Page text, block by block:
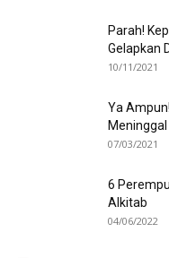
Parah!
Gelapkan
10/11/2021
Ya
07/03/2021
6
Alkitab
04/06/2022